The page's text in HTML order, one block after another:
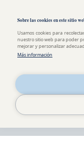
Sobre las cookies en este sitio
Usamos cookies para
nuestro sitio web para poder
mejorar y personalizar
Más información